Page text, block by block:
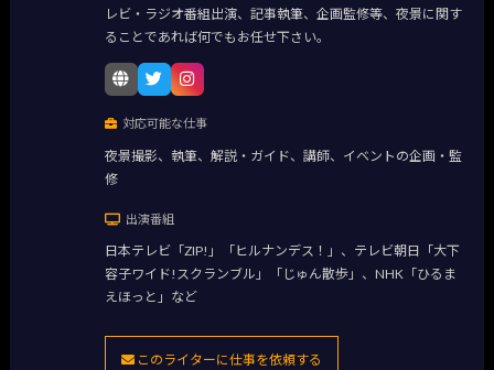
レビ・ラジオ番組出演、記事執筆、企画監修等、夜景に関す
ることであれば何でもお任せ下さい。
対応可能な仕事
夜景撮影、執筆、解説・ガイド、講師、イベントの企画・監
修
出演番組
日本テレビ「ZIP!」「ヒルナンデス！」、テレビ朝日「大下
容子ワイド!スクランブル」「じゅん散歩」、NHK「ひるま
えほっと」など
このライターに仕事を依頼する